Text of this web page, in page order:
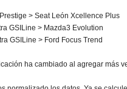
> Seat León Xcellence Plus
GSILine > Mazda3 Evolution
GSILine > Ford Focus Trend
ha cambiado al agregar más